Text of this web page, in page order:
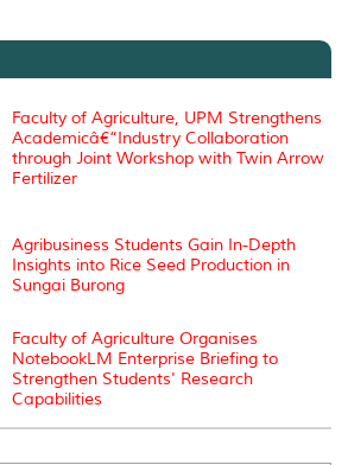
e
I
l
L
n
P
e
s
t
Faculty of Agriculture, UPM Strengthens
Academicâ€“Industry Collaboration
through Joint Workshop with Twin Arrow
Fertilizer
Agribusiness Students Gain In-Depth
Insights into Rice Seed Production in
Sungai Burong
Faculty of Agriculture Organises
NotebookLM Enterprise Briefing to
Strengthen Students' Research
Capabilities